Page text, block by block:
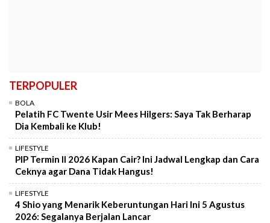
TERPOPULER
BOLA
Pelatih FC Twente Usir Mees Hilgers: Saya Tak Berharap
Dia Kembali ke Klub!
LIFESTYLE
PIP Termin II 2026 Kapan Cair? Ini Jadwal Lengkap dan Cara
Ceknya agar Dana Tidak Hangus!
LIFESTYLE
4 Shio yang Menarik Keberuntungan Hari Ini 5 Agustus
2026: Segalanya Berjalan Lancar